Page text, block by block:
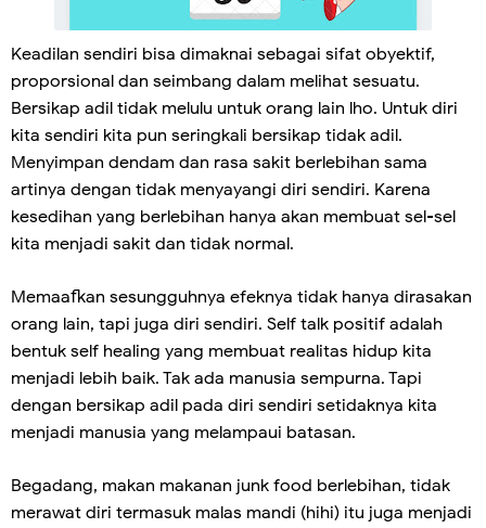
Keadilan sendiri bisa dimaknai sebagai sifat obyektif,
proporsional dan seimbang dalam melihat sesuatu.
Bersikap adil tidak melulu untuk orang lain lho. Untuk diri
kita sendiri kita pun seringkali bersikap tidak adil.
Menyimpan dendam dan rasa sakit berlebihan sama
artinya dengan tidak menyayangi diri sendiri. Karena
kesedihan yang berlebihan hanya akan membuat sel-sel
kita menjadi sakit dan tidak normal.
Memaafkan sesungguhnya efeknya tidak hanya dirasakan
orang lain, tapi juga diri sendiri. Self talk positif adalah
bentuk self healing yang membuat realitas hidup kita
menjadi lebih baik. Tak ada manusia sempurna. Tapi
dengan bersikap adil pada diri sendiri setidaknya kita
menjadi manusia yang melampaui batasan.
Begadang, makan makanan junk food berlebihan, tidak
merawat diri termasuk malas mandi (hihi) itu juga menjadi